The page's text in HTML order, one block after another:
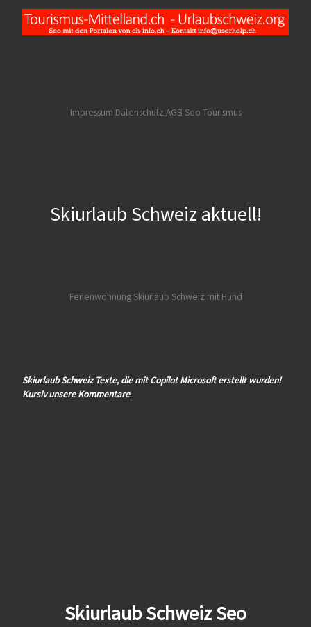
Impressum Datenschutz AGB Seo Tourismus
Skiurlaub Schweiz aktuell!
Ferienwohnung Skiurlaub Schweiz mit Hund
Skiurlaub Schweiz Texte, die mit Copilot Microsoft erstellt wurden!
Kursiv unsere Kommentare!
Skiurlaub Schweiz Seo